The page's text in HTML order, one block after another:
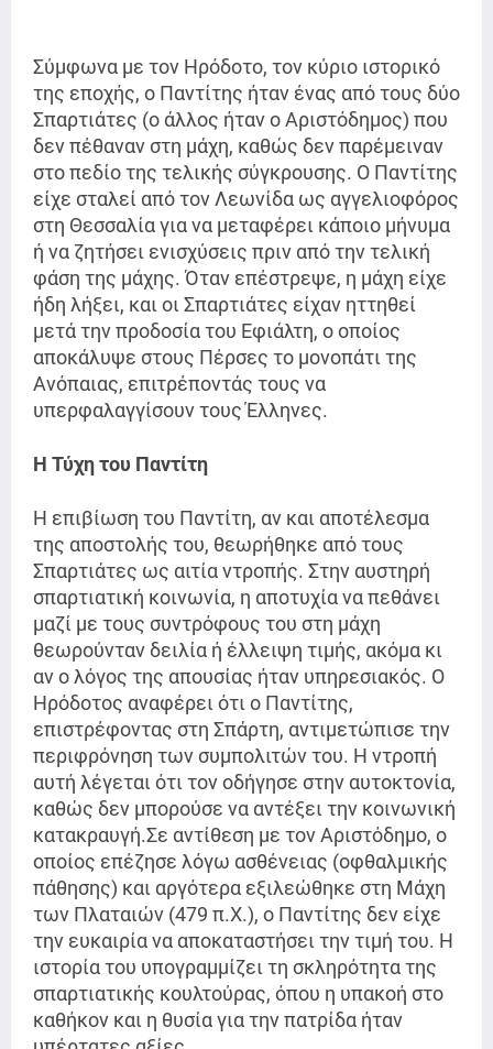
Σύμφωνα με τον Ηρόδοτο, τον κύριο ιστορικό
της εποχής, ο Παντίτης ήταν ένας από τους δύο
Σπαρτιάτες (ο άλλος ήταν ο Αριστόδημος) που
δεν πέθαναν στη μάχη, καθώς δεν παρέμειναν
στο πεδίο της τελικής σύγκρουσης. Ο Παντίτης
είχε σταλεί από τον Λεωνίδα ως αγγελιοφόρος
στη Θεσσαλία για να μεταφέρει κάποιο μήνυμα
ή να ζητήσει ενισχύσεις πριν από την τελική
φάση της μάχης. Όταν επέστρεψε, η μάχη είχε
ήδη λήξει, και οι Σπαρτιάτες είχαν ηττηθεί
μετά την προδοσία του Εφιάλτη, ο οποίος
αποκάλυψε στους Πέρσες το μονοπάτι της
Ανόπαιας, επιτρέποντάς τους να
υπερφαλαγγίσουν τους Έλληνες.
Η Τύχη του Παντίτη
Η επιβίωση του Παντίτη, αν και αποτέλεσμα
της αποστολής του, θεωρήθηκε από τους
Σπαρτιάτες ως αιτία ντροπής. Στην αυστηρή
σπαρτιατική κοινωνία, η αποτυχία να πεθάνει
μαζί με τους συντρόφους του στη μάχη
θεωρούνταν δειλία ή έλλειψη τιμής, ακόμα κι
αν ο λόγος της απουσίας ήταν υπηρεσιακός. Ο
Ηρόδοτος αναφέρει ότι ο Παντίτης,
επιστρέφοντας στη Σπάρτη, αντιμετώπισε την
περιφρόνηση των συμπολιτών του. Η ντροπή
αυτή λέγεται ότι τον οδήγησε στην αυτοκτονία,
καθώς δεν μπορούσε να αντέξει την κοινωνική
κατακραυγή.Σε αντίθεση με τον Αριστόδημο, ο
οποίος επέζησε λόγω ασθένειας (οφθαλμικής
πάθησης) και αργότερα εξιλεώθηκε στη Μάχη
των Πλαταιών (479 π.Χ.), ο Παντίτης δεν είχε
την ευκαιρία να αποκαταστήσει την τιμή του. Η
ιστορία του υπογραμμίζει τη σκληρότητα της
σπαρτιατικής κουλτούρας, όπου η υπακοή στο
καθήκον και η θυσία για την πατρίδα ήταν